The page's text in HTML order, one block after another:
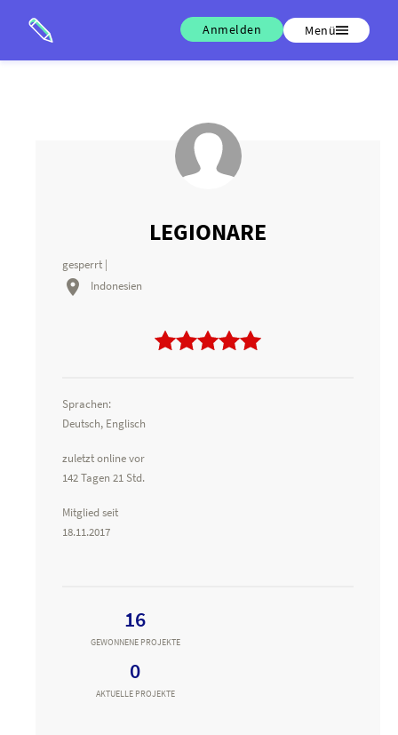
Anmelden Menü
LEGIONARE
gesperrt |
 Indonesien
Sprachen:
Deutsch, Englisch
zuletzt online vor
142 Tagen 21 Std.
Mitglied seit
18.11.2017
16
GEWONNENE PROJEKTE
0
AKTUELLE PROJEKTE